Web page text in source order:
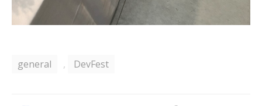
general , DevFest